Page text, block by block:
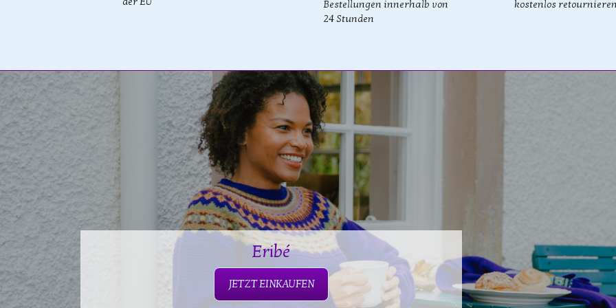
Bestellungen innerhalb von
24 Stunden
kostenlos
Eribé
JETZT EINKAUFEN